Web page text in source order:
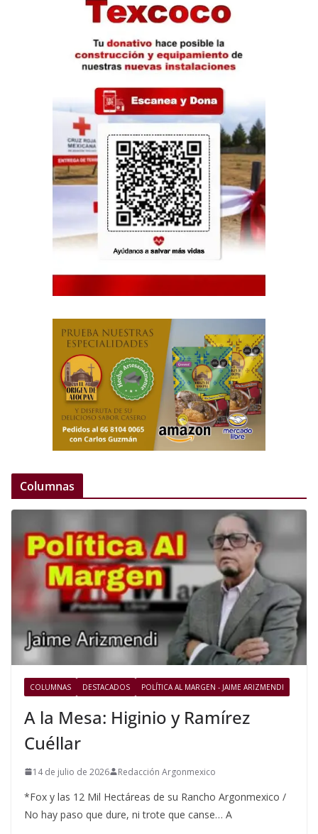
Columnas
COLUMNAS DESTACADOS POLÍTICA AL MARGEN - JAIME ARIZMENDI
A la Mesa: Higinio y Ramírez
Cuéllar
14 de julio de 2026 Redacción Argonmexico
*Fox y las 12 Mil Hectáreas de su Rancho Argonmexico /
No hay paso que dure, ni trote que canse… A